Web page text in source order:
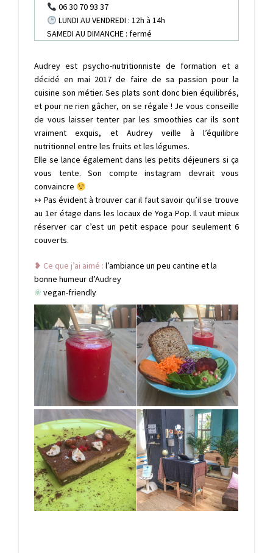
06 30 70 93 37
LUNDI AU VENDREDI : 12h à 14h
SAMEDI AU DIMANCHE : fermé
Audrey est psycho-nutritionniste de formation et a
décidé en mai 2017 de faire de sa passion pour la
cuisine son métier. Ses plats sont donc bien équilibrés,
et pour ne rien gâcher, on se régale ! Je vous conseille
de vous laisser tenter par les smoothies car ils sont
vraiment exquis, et Audrey veille à l’équilibre
nutritionnel entre les fruits et les légumes.
Elle se lance également dans les petits déjeuners si ça
vous tente. Son compte instagram devrait vous
convaincre
↣ Pas évident à trouver car il faut savoir qu’il se trouve
au 1er étage dans les locaux de Yoga Pop. Il vaut mieux
réserver car c’est un petit espace pour seulement 6
couverts.
❥ Ce que j’ai aimé : l’ambiance un peu cantine et la
bonne humeur d’Audrey
❀ vegan-friendly